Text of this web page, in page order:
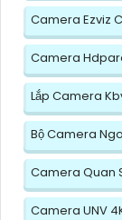
Camera Ezviz
Camera
Lắp Camera
Bộ Camera
Camera Quan
Camera UNV